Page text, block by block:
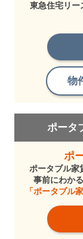
東急住宅リー
物
ポータ
ポ
ポータブル家
事前にわか
「ポータブル